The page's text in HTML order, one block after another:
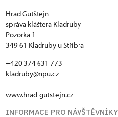
Hrad Gutštejn
správa kláštera Kladruby
Pozorka 1
349 61 Kladruby u Stříbra
+420 374 631 773
kladruby@npu.cz
www.hrad-gutstejn.cz
INFORMACE PRO NÁVŠTĚVNÍKY